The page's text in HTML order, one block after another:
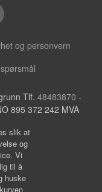
og personvern
Tlf. 48483870 -
895 372 242 MVA
slik at
og
Vi
til å
huske